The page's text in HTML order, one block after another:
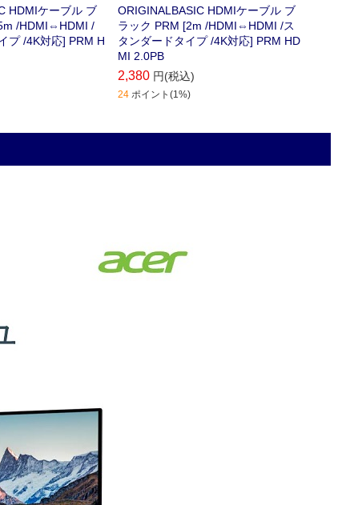
HDMIケーブル ブ
/HDMI⇔HDMI /
プ /4K対応] PRM H
ORIGINALBASIC HDMIケーブル ブ
ラック PRM [2m /HDMI⇔HDMI /ス
タンダードタイプ /4K対応] PRM HD
MI 2.0PB
2,380 円(税込)
24 ポイント(1%)